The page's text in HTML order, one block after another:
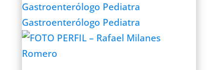
Gastroenterólogo Pediatra
Gastroenterólogo Pediatra